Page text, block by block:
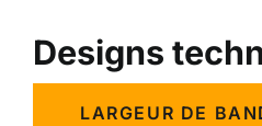
Designs
LARGEUR DE